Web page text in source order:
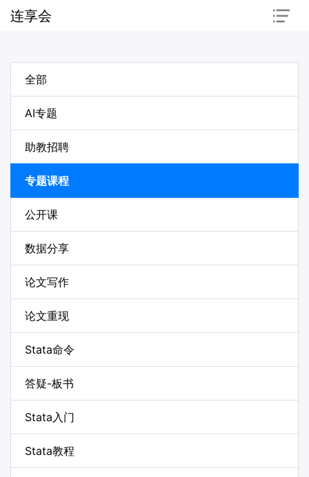
连享会
全部
AI专题
助教招聘
专题课程
公开课
数据分享
论文写作
论文重现
Stata命令
答疑-板书
Stata入门
Stata教程